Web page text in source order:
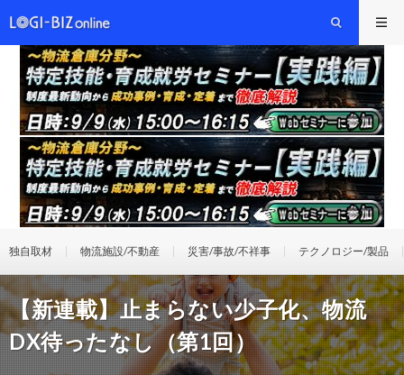
独自取材 物流施設/不動産 災害/事故/不祥事 テクノロジー/製品
【新連載】止まらない少子化、物流
DX待ったなし（第1回）